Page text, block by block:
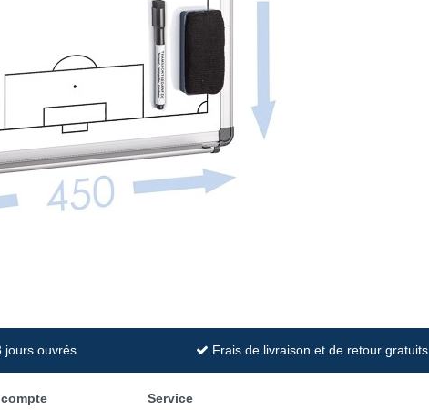
jours ouvrés Frais de livraison et de retour gratuits
Service